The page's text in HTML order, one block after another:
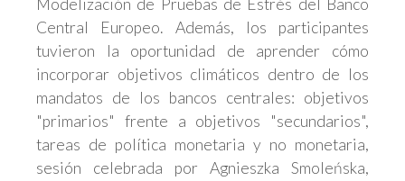
Modelización de Pruebas de Estrés del Banco
Central Europeo. Además, los participantes
tuvieron la oportunidad de aprender cómo
incorporar objetivos climáticos dentro de los
mandatos de los bancos centrales: objetivos
"primarios" frente a objetivos "secundarios",
tareas de política monetaria y no monetaria,
sesión celebrada por Agnieszka Smoleńska,